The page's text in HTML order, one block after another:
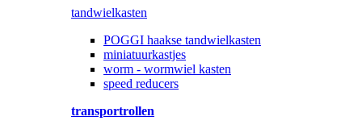
tandwielkasten
POGGI haakse tandwielkasten
miniatuurkastjes
worm - wormwiel kasten
speed reducers
transportrollen